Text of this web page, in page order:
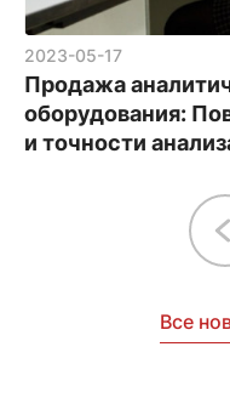
2023-05-17
Продажа
оборудования:
и точности
Все